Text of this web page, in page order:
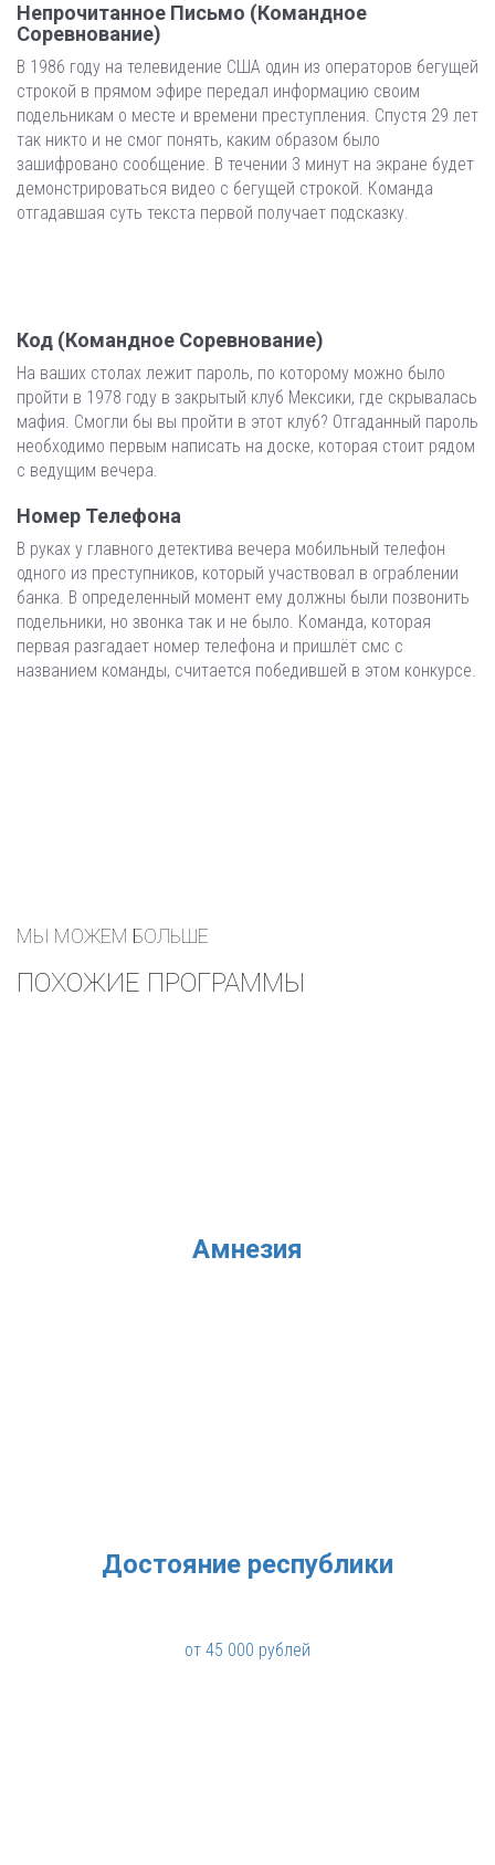
Непрочитанное Письмо (командное
Соревнование)
В 1986 году на телевидение США один из операторов бегущей
строкой в прямом эфире передал информацию своим
подельникам о месте и времени преступления. Спустя 29 лет
так никто и не смог понять, каким образом было
зашифровано сообщение. В течении 3 минут на экране будет
демонстрироваться видео с бегущей строкой. Команда
отгадавшая суть текста первой получает подсказку.
Код (командное Соревнование)
На ваших столах лежит пароль, по которому можно было
пройти в 1978 году в закрытый клуб Мексики, где скрывалась
мафия. Смогли бы вы пройти в этот клуб? Отгаданный пароль
необходимо первым написать на доске, которая стоит рядом
с ведущим вечера.
Номер Телефона
В руках у главного детектива вечера мобильный телефон
одного из преступников, который участвовал в ограблении
банка. В определенный момент ему должны были позвонить
подельники, но звонка так и не было. Команда, которая
первая разгадает номер телефона и пришлёт смс с
названием команды, считается победившей в этом конкурсе.
МЫ МОЖЕМ БОЛЬШЕ
ПОХОЖИЕ ПРОГРАММЫ
Амнезия
Достояние республики
от 45 000 рублей